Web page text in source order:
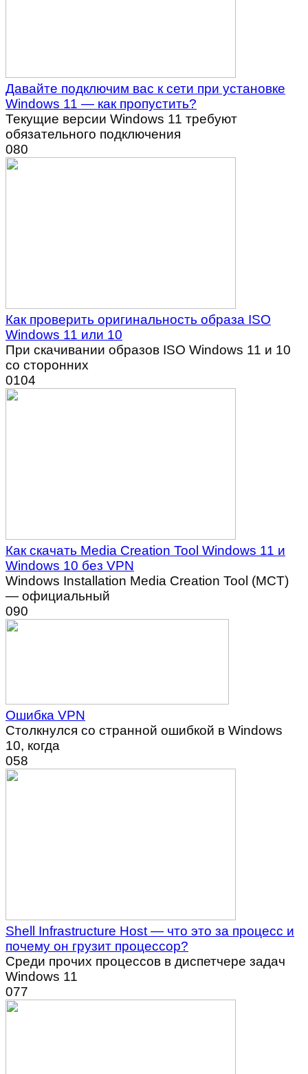
Давайте подключим вас к сети при установке
Windows 11 — как пропустить?
Текущие версии Windows 11 требуют
обязательного подключения
080
Как проверить оригинальность образа ISO
Windows 11 или 10
При скачивании образов ISO Windows 11 и 10
со сторонних
0104
Как скачать Media Creation Tool Windows 11 и
Windows 10 без VPN
Windows Installation Media Creation Tool (MCT)
— официальный
090
Ошибка VPN
Столкнулся со странной ошибкой в Windows
10, когда
058
Shell Infrastructure Host — что это за процесс и
почему он грузит процессор?
Среди прочих процессов в диспетчере задач
Windows 11
077